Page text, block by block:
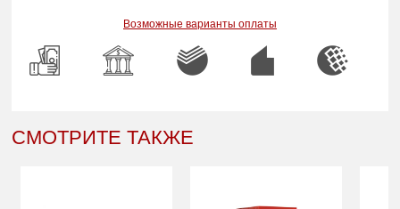
Возможные варианты оплаты
СМОТРИТЕ ТАКЖЕ